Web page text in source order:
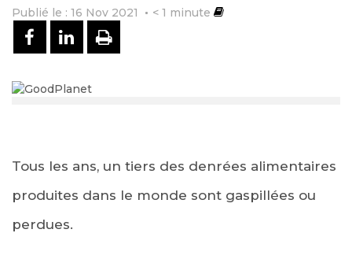
Publié le : 16 Nov 2021 < 1 minute
PARTAGER SUR FACEBOOK
PARTAGER SUR LINKEDIN
IMPRIMER
Tous les ans, un tiers des denrées alimentaires
produites dans le monde sont gaspillées ou
perdues.